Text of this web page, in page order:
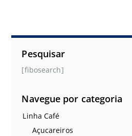
Pesquisar
[fibosearch]
Navegue por categoria
Linha Café
Açucareiros